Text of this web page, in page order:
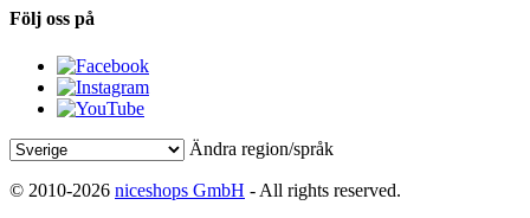
Följ oss på
Ändra region/språk
© 2010-2026 niceshops GmbH - All rights reserved.